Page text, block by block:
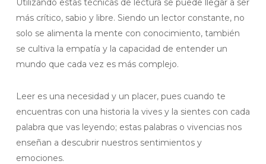
Utilizando estas técnicas de lectura se puede llegar a ser
más crítico, sabio y libre. Siendo un lector constante, no
solo se alimenta la mente con conocimiento, también
se cultiva la empatía y la capacidad de entender un
mundo que cada vez es más complejo.
Leer es una necesidad y un placer, pues cuando te
encuentras con una historia la vives y la sientes con cada
palabra que vas leyendo; estas palabras o vivencias nos
enseñan a descubrir nuestros sentimientos y
emociones.